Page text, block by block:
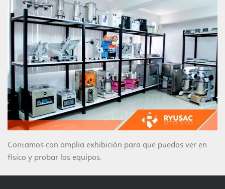
Contamos con amplia exhibición para que puedas ver en
físico y probar los equipos.